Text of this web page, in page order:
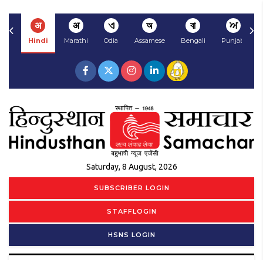
अ
Hindi
अ
Marathi
ଏ
Odia
অ
Assamese
বা
Bengali
ਅ
Punjabi
Saturday, 8 August, 2026
SUBSCRIBER LOGIN
STAFFLOGIN
HSNS LOGIN